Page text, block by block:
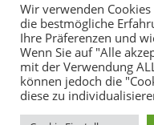
Google Maps öffnen
Wir verwenden
die bestmögliche
Ihre Präferenzen und
Wenn Sie auf "Alle
mit der Verwendung
können jedoch die
diese zu